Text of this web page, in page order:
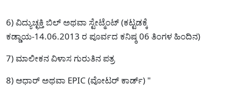
6) ವಿದ್ಯುಚ್ಛಕ್ತಿ ಬಿಲ್ ಅಥವಾ ಸ್ಟೇಟ್ಮೆಂಟ್ (ಕಟ್ಟಡಕ್ಕೆ
ಕಡ್ಡಾಯ-14.06.2013 ರ ಪೂರ್ವದ ಕನಿಷ್ಠ 06 ತಿಂಗಳ ಹಿಂದಿನ)
7) ಮಾಲೀಕನ ವಿಳಾಸ ಗುರುತಿನ ಪತ್ರ
8) ಆಧಾರ್ ಅಥವಾ EPIC (ವೋಟರ್ ಕಾರ್ಡ್) "